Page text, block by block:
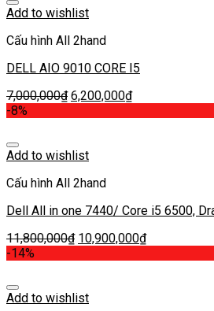
Add to wishlist
Cấu hình All 2hand
DELL AIO 9010 CORE I5
7,000,000₫ 6,200,000₫
-8%
Add to wishlist
Cấu hình All 2hand
Dell All in one 7440/ Core i5 6500,
11,800,000₫ 10,900,000₫
-14%
Add to wishlist